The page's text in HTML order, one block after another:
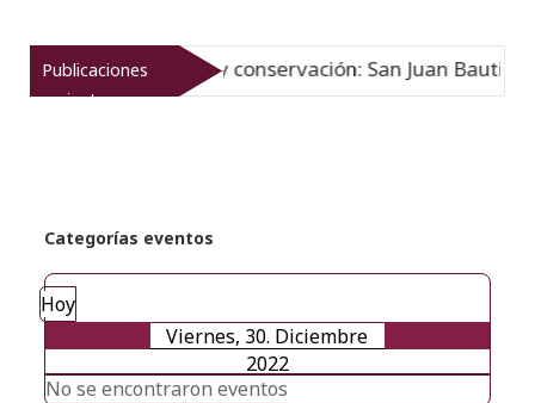
Publicaciones
recientes
06-08-26 Historia y conservación: San Juan Bautista
Categorías eventos
Hoy
Viernes, 30. Diciembre
2022
No se encontraron eventos